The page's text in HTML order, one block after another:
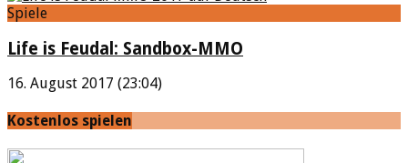
Spiele
Life is Feudal: Sandbox-MMO
16. August 2017 (23:04)
Kostenlos spielen